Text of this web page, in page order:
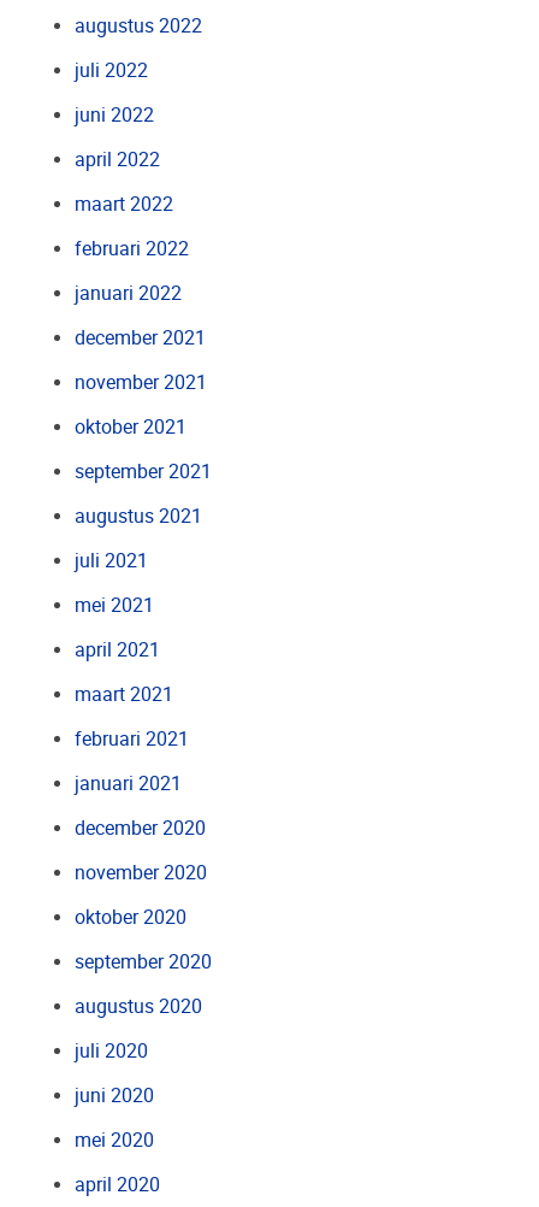
augustus 2022
juli 2022
juni 2022
april 2022
maart 2022
februari 2022
januari 2022
december 2021
november 2021
oktober 2021
september 2021
augustus 2021
juli 2021
mei 2021
april 2021
maart 2021
februari 2021
januari 2021
december 2020
november 2020
oktober 2020
september 2020
augustus 2020
juli 2020
juni 2020
mei 2020
april 2020